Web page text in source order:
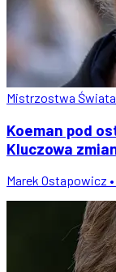
Mistrzostwa Świata
Koeman pod
Kluczowa
Marek Ostapowicz •